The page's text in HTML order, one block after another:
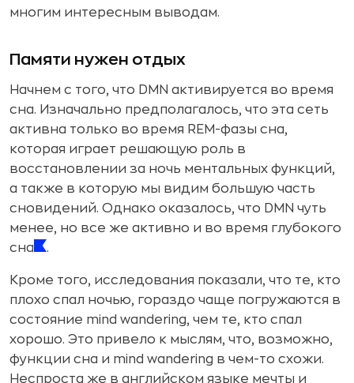
многим интересным выводам.
Памяти нужен отдых
Начнем с того, что DMN активируется во время
сна. Изначально предполагалось, что эта сеть
активна только во время REM-фазы сна,
которая играет решающую роль в
восстановлении за ночь ментальных функций,
а также в которую мы видим большую часть
сновидений. Однако оказалось, что DMN чуть
менее, но все же активно и во время глубокого
сна
.
Кроме того, исследования показали, что те, кто
плохо спал ночью, гораздо чаще погружаются в
состояние mind wandering, чем те, кто спал
хорошо. Это привело к мыслям, что, возможно,
функции сна и mind wandering в чем-то схожи.
Неспроста же в английском языке мечты и